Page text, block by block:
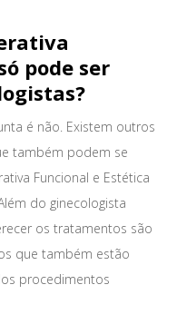
pode ser
é não. Existem outros
também podem se
Funcional e Estética
do ginecologista
os tratamentos são
que também estão
procedimentos